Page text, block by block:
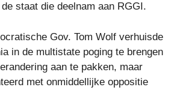
staat die deelnam aan RGGI.
Gov. Tom Wolf verhuisde
in de multistate poging te brengen
aan te pakken, maar
met onmiddellijke oppositie